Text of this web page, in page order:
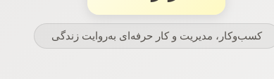
کسب‌وکار، مدیریت و كار حرفه‌ای به‌روایت زندگی